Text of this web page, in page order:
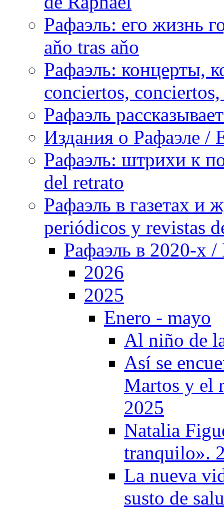
Рафаэль: его жизнь
aňo tras aňo
Рафаэль: концерты,
conciertos,
Рафаэль
Издания о Рафаэле /
Рафаэль: штрихи к
del retrato
Рафаэль в газетах и
periódicos y revistas
Рафаэль в 2020-х /
2026
2025
Enero - mayo
Al niño de
Así se
Martos y el
2025
Natalia
tranquilo».
La nueva
susto de